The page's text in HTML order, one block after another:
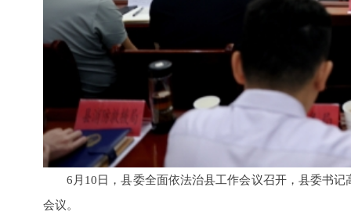
6月10日，县委全面依法治县工作会议召开，县委书
会议。